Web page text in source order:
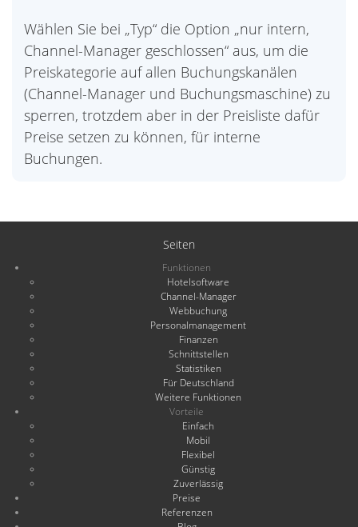
Wählen Sie bei „Typ“ die Option „nur intern,
Channel-Manager geschlossen“ aus, um die
Preiskategorie auf allen Buchungskanälen
(Channel-Manager und Buchungsmaschine) zu
sperren, trotzdem aber in der Preisliste dafür
Preise setzen zu können, für interne
Buchungen.
Seiten
Funktionen
Hotelsoftware
Channel-Manager
Webbuchung
Personalmanagement
Finanzen
Schnittstellen
Statistiken
Für Deutschland
Weitere Funktionen
Vorteile
Einfach
Mobil
Flexibel
Günstig
Zuverlässig
Preise
Referenzen